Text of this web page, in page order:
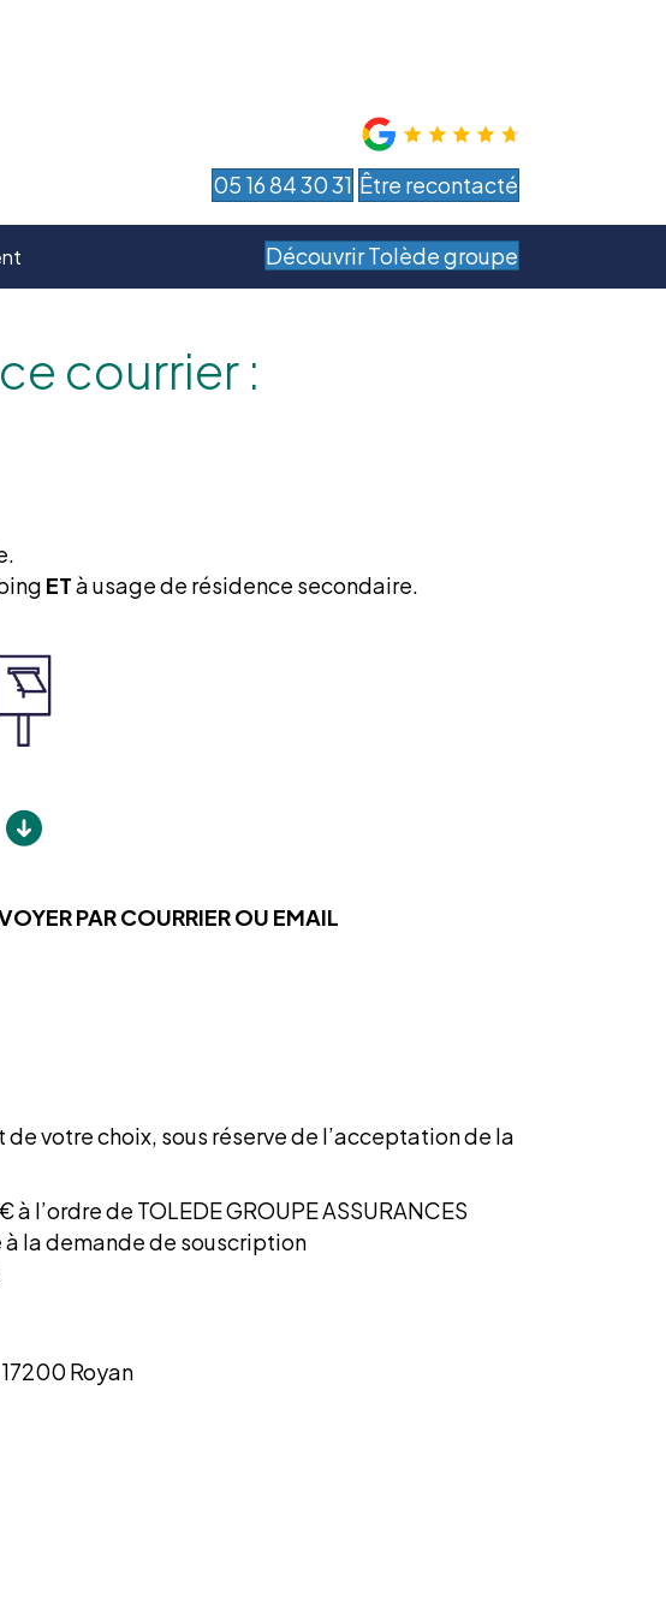
05 16 84 30 31 Être recontacté
Découvrir Tolède groupe
courrier :
ETà usage de résidence secondaire.
PAR COURRIER OU EMAIL
votre choix, sous réserve de l’acceptation de la
l’ordre de TOLEDE GROUPE ASSURANCES
à la demande de souscription
Royan